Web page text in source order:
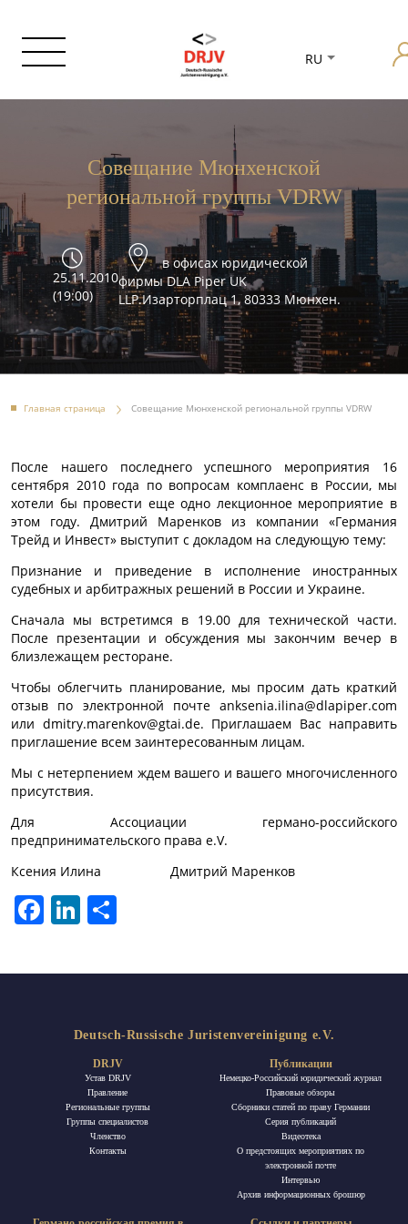
RU
Совещание Мюнхенской
региональной группы VDRW
25.11.2010
(19:00)
в офисах юридической
фирмы DLA Piper UK
LLP.Изарторплац 1, 80333 Мюнхен.
Главная страница Совещание Мюнхенской региональной группы VDRW
После нашего последнего успешного мероприятия 16
сентября 2010 года по вопросам комплаенс в России, мы
хотели бы провести еще одно лекционное мероприятие в
этом году. Дмитрий Маренков из компании «Германия
Трейд и Инвест» выступит с докладом на следующую тему:
Признание и приведение в исполнение иностранных
судебных и арбитражных решений в России и Украине.
Сначала мы встретимся в 19.00 для технической части.
После презентации и обсуждения мы закончим вечер в
близлежащем ресторане.
Чтобы облегчить планирование, мы просим дать краткий
отзыв по электронной почте anksenia.ilina@dlapiper.com
или dmitry.marenkov@gtai.de. Приглашаем Вас направить
приглашение всем заинтересованным лицам.
Мы с нетерпением ждем вашего и вашего многочисленного
присутствия.
Для Ассоциации германо-российского
предпринимательского права e.V.
Ксения Илина Дмитрий Маренков
FacebookLinkedIn
Deutsch-Russische Juristenvereinigung e.V.
DRJV
Устав DRJV
Правление
Региональные группы
Группы специалистов
Членство
Контакты
Публикации
Немецко-Российский юридический журнал
Правовые обзоры
Сборники статей по праву Германии
Ceрия публикаций
Видеотека
О предстоящих мероприятиях по
электронной почте
Интервью
Архив информационных брошюр